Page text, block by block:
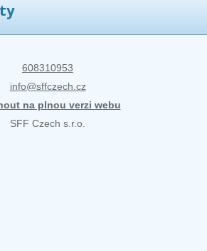
608310953
info@sffczech.cz
na plnou verzi webu
SFF Czech s.r.o.